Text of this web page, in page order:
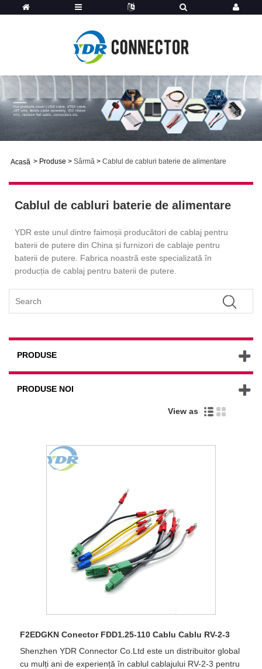
Acasă > Produse > Sârmă > Cablul de cabluri baterie de alimentare
Cablul de cabluri baterie de alimentare
YDR este unul dintre faimoșii producători de cablaj pentru
baterii de putere din China și furnizori de cablaje pentru
baterii de putere. Fabrica noastră este specializată în
producția de cablaj pentru baterii de putere.
PRODUSE
PRODUSE NOI
View as
F2EDGKN Conector FDD1.25-110 Cablu Cablu RV-2-3
Shenzhen YDR Connector Co.Ltd este un distribuitor global
cu mulți ani de experiență în cablul cablajului RV-2-3 pentru